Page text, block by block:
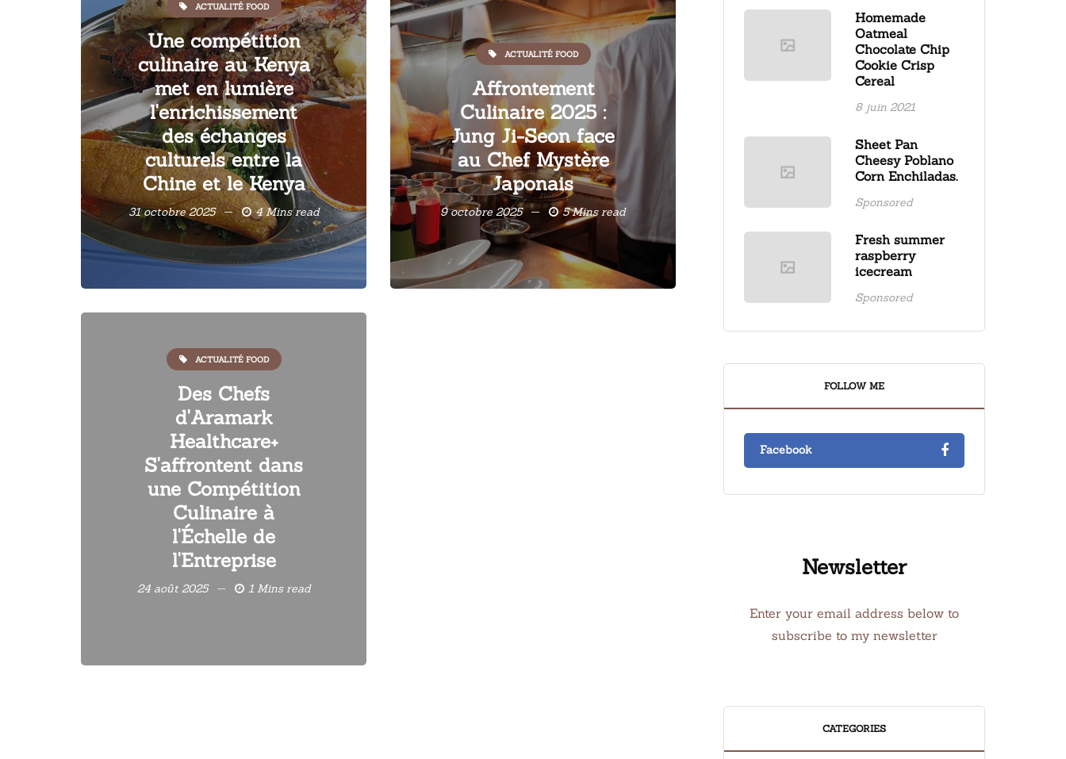
ACTUALITÉ FOOD
Une compétition
culinaire au Kenya
met en lumière
l'enrichissement
des échanges
culturels entre la
Chine et le Kenya
31 octobre 2025 4 Mins read
ACTUALITÉ FOOD
Affrontement
Culinaire 2025 :
Jung Ji-Seon face
au Chef Mystère
Japonais
9 octobre 2025 5 Mins read
ACTUALITÉ FOOD
Des Chefs
d'Aramark
Healthcare+
S'affrontent dans
une Compétition
Culinaire à
l'Échelle de
l'Entreprise
24 août 2025 1 Mins read
Homemade
Oatmeal
Chocolate Chip
Cookie Crisp
Cereal
8 juin 2021
Sheet Pan
Cheesy Poblano
Corn Enchiladas.
Sponsored
Fresh summer
raspberry
icecream
Sponsored
FOLLOW ME
Facebook
Newsletter
Enter your email address below to
subscribe to my newsletter
CATEGORIES